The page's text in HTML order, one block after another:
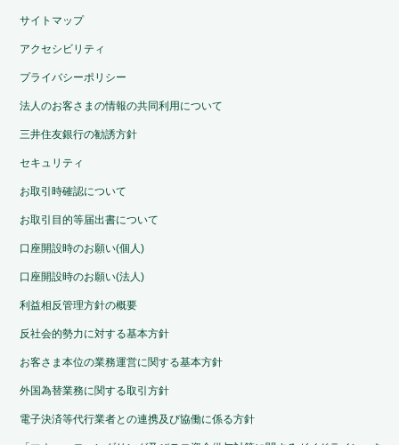
サイトマップ
アクセシビリティ
プライバシーポリシー
法人のお客さまの情報の共同利用について
三井住友銀行の勧誘方針
セキュリティ
お取引時確認について
お取引目的等届出書について
口座開設時のお願い(個人)
口座開設時のお願い(法人)
利益相反管理方針の概要
反社会的勢力に対する基本方針
お客さま本位の業務運営に関する基本方針
外国為替業務に関する取引方針
電子決済等代行業者との連携及び協働に係る方針